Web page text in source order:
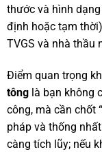
thước và hình
định hoặc tạm
TVGS và nhà thầu
Điểm quan trọng
tônglà bạn không
công, mà cần chốt
pháp và thống
càng tích lũy; nếu